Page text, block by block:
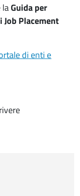
Guida per
Placement
di enti e